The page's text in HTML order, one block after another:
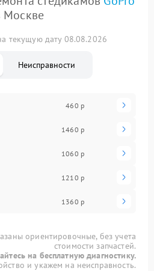
Москве
текущую дату 08.08.2026
Неисправности
460 р
1460 р
1060 р
1210 р
1360 р
ориентировочные, без учета
стоимости запчастей.
на бесплатную диагностику.
и укажем на неисправность.